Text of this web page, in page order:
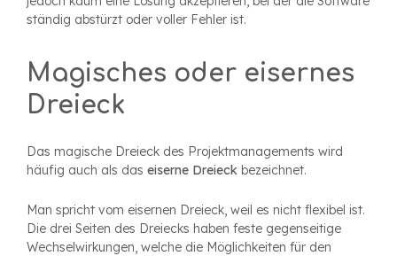
ständig abstürzt oder voller Fehler ist.
Magisches oder eisernes
Dreieck
Das magische Dreieck des Projektmanagements wird
häufig auch als das eiserne Dreieck bezeichnet.
Man spricht vom eisernen Dreieck, weil es nicht flexibel ist.
Die drei Seiten des Dreiecks haben feste gegenseitige
Wechselwirkungen, welche die Möglichkeiten für den